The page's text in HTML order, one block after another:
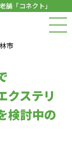
舗「コネクト」
市
クステリ
検討中の